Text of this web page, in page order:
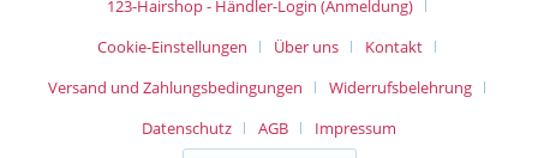
123-Hairshop - Händler-Login (Anmeldung)
Cookie-Einstellungen
Über uns
Kontakt
Versand und Zahlungsbedingungen
Widerrufsbelehrung
Datenschutz
AGB Impressum